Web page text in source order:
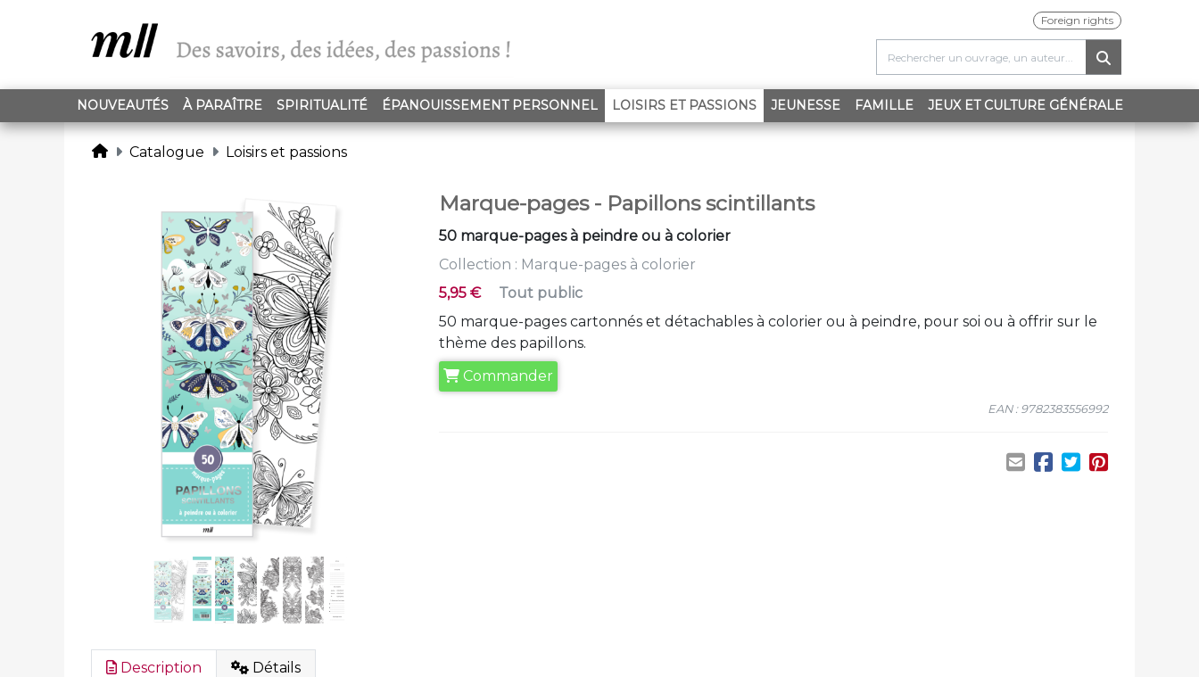
Foreign rights
NOUVEAUTÉS À PARAÎTRE SPIRITUALITÉ ÉPANOUISSEMENT PERSONNEL LOISIRS ET PASSIONS(CURRENT)
JEUNESSE FAMILLE JEUX ET CULTURE GÉNÉRALE
Catalogue Loisirs et passions
Marque-pages - Papillons scintillants
50 marque-pages à peindre ou à colorier
Collection : Marque-pages à colorier
5,95 €
Tout public
50 marque-pages cartonnés et détachables à colorier ou à peindre, pour soi ou à offrir sur le
thème des papillons.
Commander
EAN : 9782383556992
Description Détails